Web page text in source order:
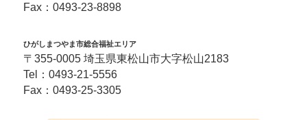
Fax：0493-23-8898
ひがしまつやま市総合福祉エリア
〒355-0005 埼玉県東松山市大字松山2183
Tel： 0493-21-5556
Fax：0493-25-3305